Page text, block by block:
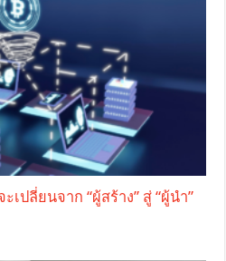
เปลี่ยนจาก “ผู้สร้าง” สู่ “ผู้นำ”